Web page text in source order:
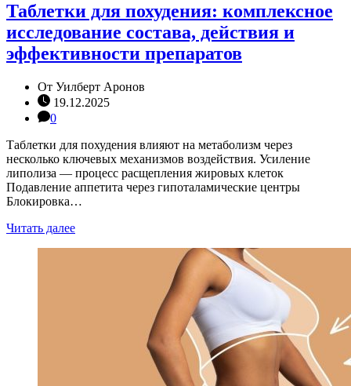
Таблетки для похудения: комплексное
исследование состава, действия и
эффективности препаратов
От Уилберт Аронов
19.12.2025
0
Таблетки для похудения влияют на метаболизм через
несколько ключевых механизмов воздействия. Усиление
липолиза — процесс расщепления жировых клеток
Подавление аппетита через гипоталамические центры
Блокировка…
Читать далее